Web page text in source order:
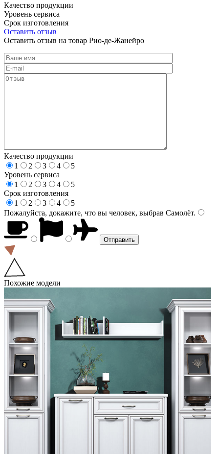
Качество продукции
Уровень сервиса
Срок изготовления
Оставить отзыв
Оставить отзыв на товар Рио-де-Жанейро
Качество продукции
1
2 3 4
5
Уровень сервиса
1
2 3 4
5
Срок изготовления
1
2 3 4
5
Пожалуйста, докажите, что вы человек, выбрав Самолёт.
Похожие модели